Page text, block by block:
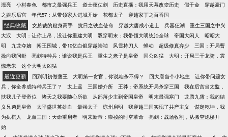
漂亮
小村春色 都市之最强兵王 道士夜仗剑 历史直播：我用天幕改变历史 假千金
穿越豪门
之娱乐后宫
年代57：从带领家人进城开始 花都太子 穿越家丁之百香国
经典收藏 女总裁的贴身高手 抗日之铁血使命 穿越大唐成小道士 兵器狂潮
重生三国之中兴
大汉
大明：让你上吊，没让你重建大明 双穿明末：我带领大明统治全球 帝国大闲人
昭昭大
明
九龙夺嫡 闯王围城，带10亿白银穿越崇祯 风雪持刀人 蝉动 超级修真弃少
三国：开局曹
操向我问卦
亮剑特种兵：谁说我是兵王 重生之老子是皇帝 国公凶猛
大明：开局三千龙骑，震
惊老朱
这个大明太凶猛
最近更新 回到明初做藩王 大明第一贪官，你说咱杀不得？ 回大唐当个小地主
让你带问题女
兵，你全养成特种兵王了？
太上遥 三国婚介所 王莽：帝系统开局杀穿三国
我在后宫当太监，
扶我儿子登帝位
诸天之我要随心所欲 从部落少主到帝国皇帝 明末最强寒门
龙腾九霄：我的结
义兄弟是皇帝
太平盛世英雄血 最强太子 琼州启明 我穿越三国实现了共产主义
谋定乾坤，我
为执棋人
龙血三国：天命重启者 明末新帝：崇祯的时空革命
亮剑：战场收割，从搬空炮楼开
始